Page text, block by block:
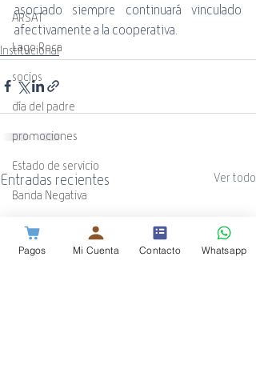
ARSAT
Lago Roca
socios
día del padre
promociones
Estado de servicio
Banda Negativa
ADSL
WiFi
asociado siempre continuará vinculado
afectivamente a la cooperativa.
Institucional
Entradas recientes Ver todo
Pagos Mi Cuenta Contacto Whatsapp